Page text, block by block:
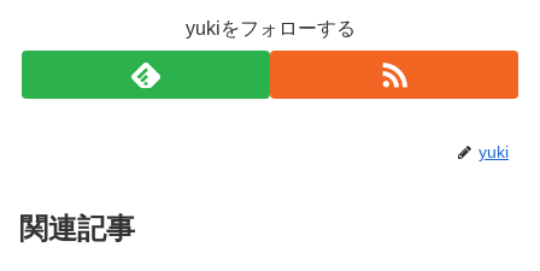
yukiをフォローする
yuki
関連記事